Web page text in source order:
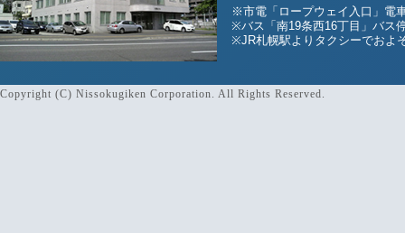
※市電「ロープウェイ入口」電
※バス「南19条西16丁目」バス
※JR札幌駅よりタクシーでおよ
Copyright (C) Nissokugiken Corporation. All Rights Reserved.